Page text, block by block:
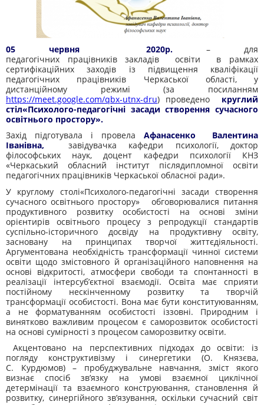
05 червня 2020р. – для
педагогічних працівників закладів освіти в рамках
сертифікаційних заходів із підвищення кваліфікації
педагогічних працівників Черкаської області, у
дистанційному режимі (за посиланням
https://meet.google.com/qbx-utnx-dru) проведено круглий
стіл«Психолого-педагогічні засади створення сучасного
освітнього простору».
Захід підготувала і провела Афанасенко Валентина
Іванівна, завідувачка кафедри психології, доктор
філософських наук, доцент кафедри психології КНЗ
«Черкаський обласний інститут післядипломної освіти
педагогічних працівників Черкаської обласної ради».
У круглому столі«Психолого-педагогічні засади створення
сучасного освітнього простору» обговорювалися питання
продуктивного розвитку особистості на основі зміни
орієнтирів освітнього процесу з репродукції стандартів
суспільно-історичного досвіду на продуктивну освіту,
засновану на принципах творчої життєдіяльності.
Аргументована необхідність трансформації чинної системи
освіти щодо змістовного й організаційного наповнення на
основі відкритості, атмосфери свободи та спонтанності в
реалізації інтерсуб’єктної взаємодії. Освіта має сприяти
постійному нескінченному розвитку та творчій
трансформації особистості. Вона має бути конституюванням,
а не форматуванням особистості іззовні. Природним і
винятково важливим процесом є саморозвиток особистості
на основі сумірності з процесом саморозвитку освіти.
Акцентовано на перспективних підходах до освіти: із
погляду конструктивізму і синергетики (О. Князєва,
С. Курдюмов) – пробуджувальне навчання, зміст якого
визнає спосіб зв’язку на умові взаємної циклічної
детермінації та взаємного конструювання, становлення й
розвитку, синергійного зв’язування, оскільки сучасний світ